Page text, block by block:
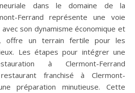
Ferrand représente une voie
son dynamisme économique et
offre un terrain fertile pour les
Les étapes pour intégrer une
à Clermont-Ferrand
restaurant franchisé à Clermont-
préparation minutieuse. Cette